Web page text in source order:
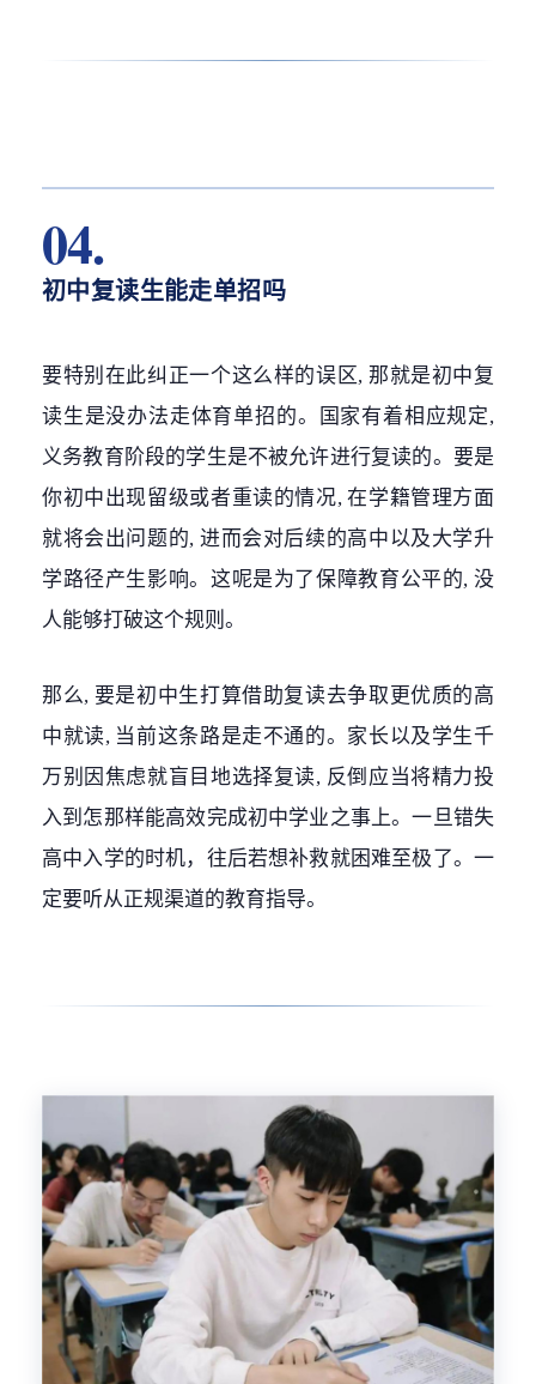
04.
初中复读生能走单招吗
要特别在此纠正一个这么样的误区, 那就是初中复
读生是没办法走体育单招的。国家有着相应规定,
义务教育阶段的学生是不被允许进行复读的。要是
你初中出现留级或者重读的情况, 在学籍管理方面
就将会出问题的, 进而会对后续的高中以及大学升
学路径产生影响。这呢是为了保障教育公平的, 没
人能够打破这个规则。
那么, 要是初中生打算借助复读去争取更优质的高
中就读, 当前这条路是走不通的。家长以及学生千
万别因焦虑就盲目地选择复读, 反倒应当将精力投
入到怎那样能高效完成初中学业之事上。一旦错失
高中入学的时机，往后若想补救就困难至极了。一
定要听从正规渠道的教育指导。